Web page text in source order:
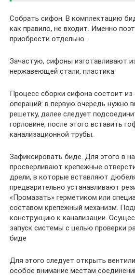
Собрать сифон. В комплектацию
как правило, не входит. Именно
приобрести отдельно.
Зачастую, сифоны изготавливают
нержавеющей стали, пластика.
Процесс сборки сифона состоит
операций: в первую очередь нужно
решетку, далее следует
горловине, после этого вставить
канализационной трубы.
Зафиксировать биде. Для этого в
просверливают крепежные
дрели, в которые вставляют
предварительно устанавливают
«Промазать» герметиком или
составом крепежный механизм.
конструкцию к канализации.
запуск системы с целью проверки
биде
Для этого следует открыть
особое внимание местам